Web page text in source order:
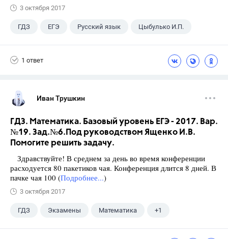
3 октября 2017
ГДЗ ЕГЭ Русский язык Цыбулько И.П.
1 ответ
Иван Трушкин
ГДЗ. Математика. Базовый уровень ЕГЭ - 2017. Вар.
№19. Зад.№6.Под руководством Ященко И.В.
Помогите решить задачу.
Здравствуйте! В среднем за день во время конференции
расходуется 80 пакетиков чая. Конференция длится 8 дней. В
пачке чая 100 (Подробнее...)
3 октября 2017
ГДЗ Экзамены Математика +1